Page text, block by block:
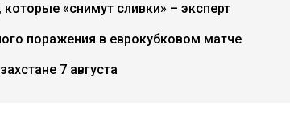
«снимут сливки» – эксперт
поражения в еврокубковом матче
7 августа